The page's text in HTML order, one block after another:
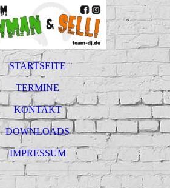
STARTSEITE
TERMINE
KONTAKT
DOWNLOADS
IMPRESSUM